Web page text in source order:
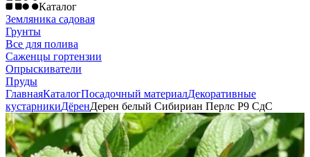
Каталог
Земляника садовая
Грунты
Все для полива
Саженцы гортензии
Опрыскиватели
Пруды
ГлавнаяКаталогПосадочный материалДекоративные
кустарникиДёренДерен белый Сибириан Перлс Р9 СдС